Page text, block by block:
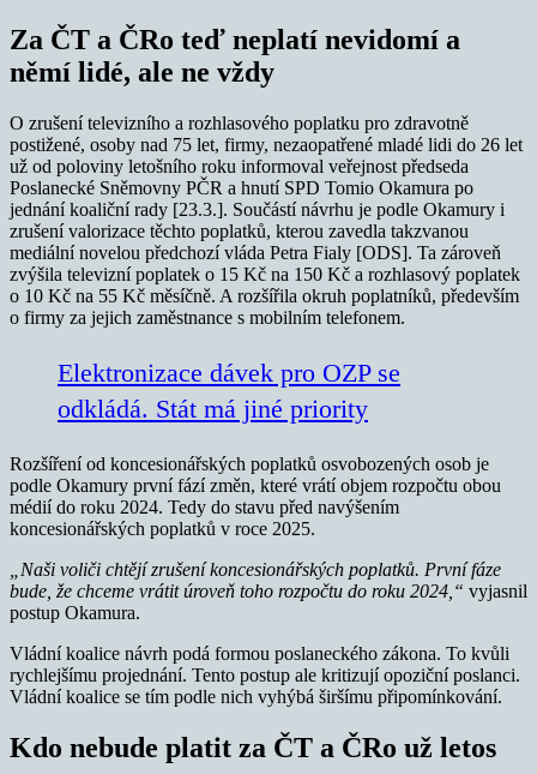
Za ČT a ČRo teď neplatí nevidomí a
němí lidé, ale ne vždy
O zrušení televizního a rozhlasového poplatku pro zdravotně
postižené, osoby nad 75 let, firmy, nezaopatřené mladé lidi do 26 let
už od poloviny letošního roku informoval veřejnost předseda
Poslanecké Sněmovny PČR a hnutí SPD Tomio Okamura po
jednání koaliční rady [23.3.]. Součástí návrhu je podle Okamury i
zrušení valorizace těchto poplatků, kterou zavedla takzvanou
mediální novelou předchozí vláda Petra Fialy [ODS]. Ta zároveň
zvýšila televizní poplatek o 15 Kč na 150 Kč a rozhlasový poplatek
o 10 Kč na 55 Kč měsíčně. A rozšířila okruh poplatníků, především
o firmy za jejich zaměstnance s mobilním telefonem.
Elektronizace dávek pro OZP se
odkládá. Stát má jiné priority
Rozšíření od koncesionářských poplatků osvobozených osob je
podle Okamury první fází změn, které vrátí objem rozpočtu obou
médií do roku 2024. Tedy do stavu před navýšením
koncesionářských poplatků v roce 2025.
„Naši voliči chtějí zrušení koncesionářských poplatků. První fáze
bude, že chceme vrátit úroveň toho rozpočtu do roku 2024,“ vyjasnil
postup Okamura.
Vládní koalice návrh podá formou poslaneckého zákona. To kvůli
rychlejšímu projednání. Tento postup ale kritizují opoziční poslanci.
Vládní koalice se tím podle nich vyhýbá širšímu připomínkování.
Kdo nebude platit za ČT a ČRo už letos